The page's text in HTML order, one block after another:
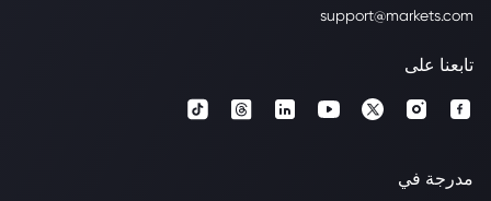
support@markets.com
تابعنا على
مدرجة في